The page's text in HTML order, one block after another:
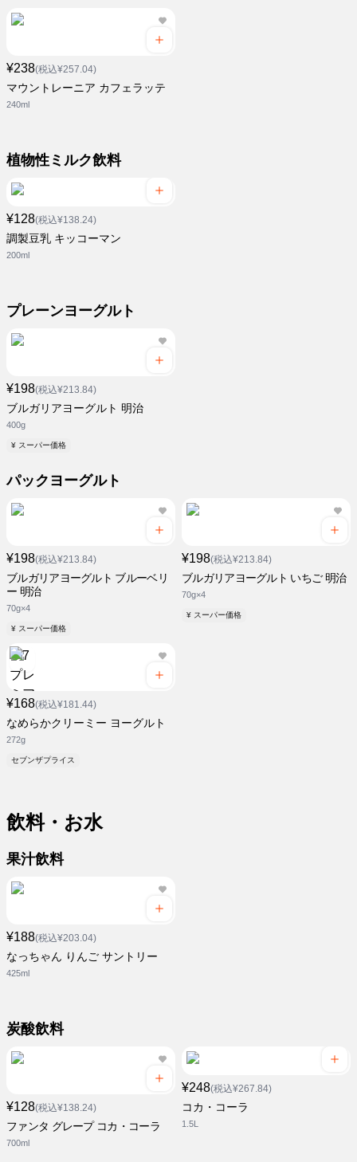
¥238(税込¥257.04)
マウントレーニア カフェラッテ
240ml
植物性ミルク飲料
¥128(税込¥138.24)
調製豆乳 キッコーマン
200ml
プレーンヨーグルト
¥198(税込¥213.84)
ブルガリアヨーグルト 明治
400g
¥ スーパー価格
パックヨーグルト
¥198(税込¥213.84)
ブルガリアヨーグルト ブルーベリ
ー 明治
70g×4
¥ スーパー価格
¥198(税込¥213.84)
ブルガリアヨーグルト いちご 明治
70g×4
¥ スーパー価格
¥168(税込¥181.44)
なめらかクリーミー ヨーグルト
272g
セブンザプライス
飲料・お水
果汁飲料
¥188(税込¥203.04)
なっちゃん りんご サントリー
425ml
炭酸飲料
¥128(税込¥138.24)
ファンタ グレープ コカ・コーラ
700ml
¥248(税込¥267.84)
コカ・コーラ
1.5L